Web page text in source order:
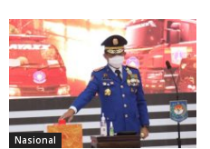
Nasional